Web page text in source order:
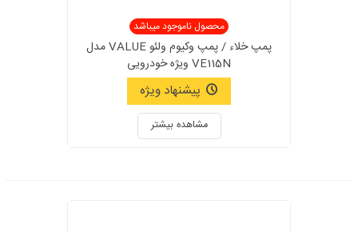
محصول ناموجود میباشد
پمپ خلاء / پمپ وکیوم ولئو VALUE مدل
VE115N ویژه خودرویی
پیشنهاد ویژه
مشاهده بیشتر